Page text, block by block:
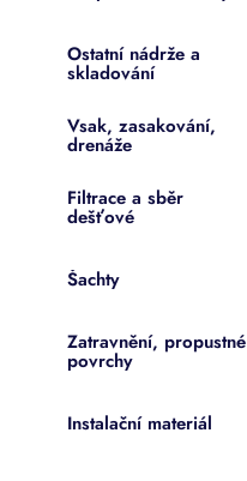
Ostatní nádrže a
skladování
Vsak, zasakování,
drenáže
Filtrace a sběr
dešťové
Šachty
Zatravnění, propustné
povrchy
Instalační materiál